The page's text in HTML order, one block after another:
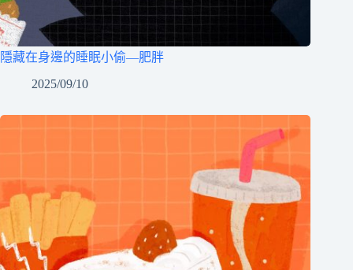
隱藏在身邊的睡眠小偷—肥胖
2025/09/10